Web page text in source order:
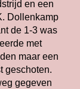
en een
Dollenkamp
de 1-3 was
met
maar een
geschoten.
gegeven